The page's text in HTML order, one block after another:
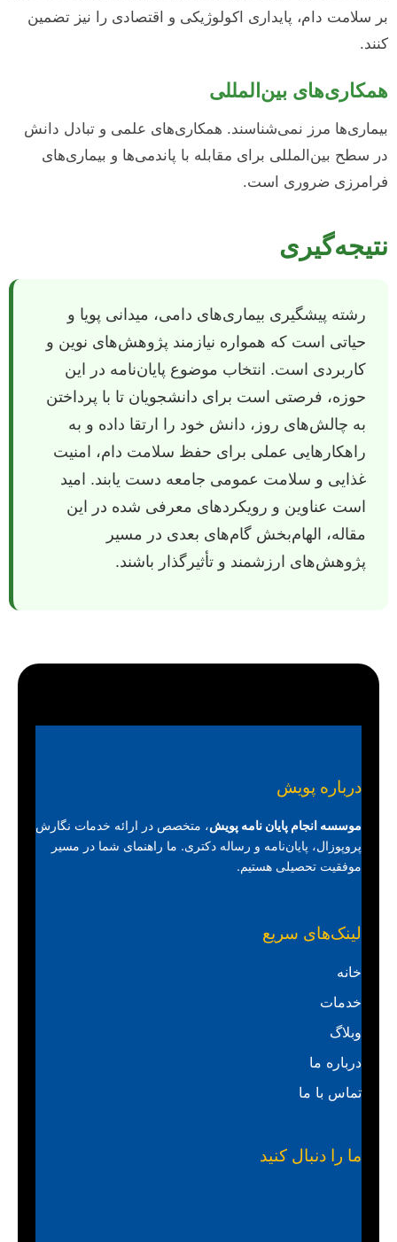
بر سلامت دام، پایداری اکولوژیکی و اقتصادی را نیز تضمین
کنند.
همکاری‌های بین‌المللی
بیماری‌ها مرز نمی‌شناسند. همکاری‌های علمی و تبادل دانش
در سطح بین‌المللی برای مقابله با پاندمی‌ها و بیماری‌های
فرامرزی ضروری است.
نتیجه‌گیری
رشته پیشگیری بیماری‌های دامی، میدانی پویا و
حیاتی است که همواره نیازمند پژوهش‌های نوین و
کاربردی است. انتخاب موضوع پایان‌نامه در این
حوزه، فرصتی است برای دانشجویان تا با پرداختن
به چالش‌های روز، دانش خود را ارتقا داده و به
راهکارهایی عملی برای حفظ سلامت دام، امنیت
غذایی و سلامت عمومی جامعه دست یابند. امید
است عناوین و رویکردهای معرفی شده در این
مقاله، الهام‌بخش گام‌های بعدی در مسیر
پژوهش‌های ارزشمند و تأثیرگذار باشند.
درباره پویش
موسسه انجام پایان نامه پویش، متخصص در ارائه خدمات نگارش
پروپوزال، پایان‌نامه و رساله دکتری. ما راهنمای شما در مسیر
موفقیت تحصیلی هستیم.
لینک‌های سریع
خانه
خدمات
وبلاگ
درباره ما
تماس با ما
ما را دنبال کنید